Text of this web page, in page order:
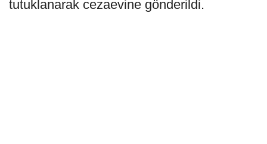
tutuklanarak cezaevine gönderildi.